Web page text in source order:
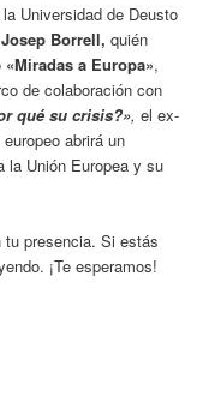
la Universidad de Deusto
Josep Borrell, quién
«Miradas a Europa»,
de colaboración con
qué su crisis?»,el ex-
abrirá un
la Unión Europea y su
tu presencia. Si estás
¡Te esperamos!